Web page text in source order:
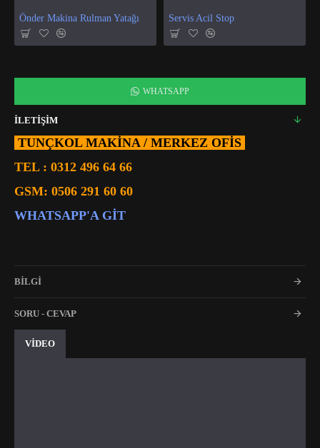
Önder Makina Rulman Yatağı Servis Acil Stop
WHATSAPP
İLETİŞİM
TUNÇKOL MAKİNA / MERKEZ OFIS
TEL : 0312 496 64 66
GSM: 0506 291 60 60
WHATSAPP'A GIT
BİLGİ
SORU - CEVAP
VİDEO